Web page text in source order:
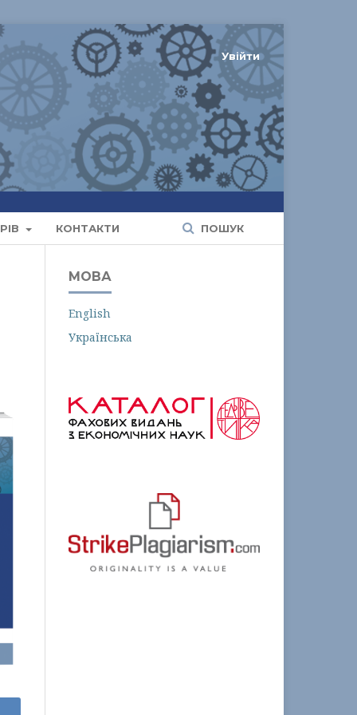
КОНТАКТИ ПОШУК
Увійти
МОВА
English
Українська